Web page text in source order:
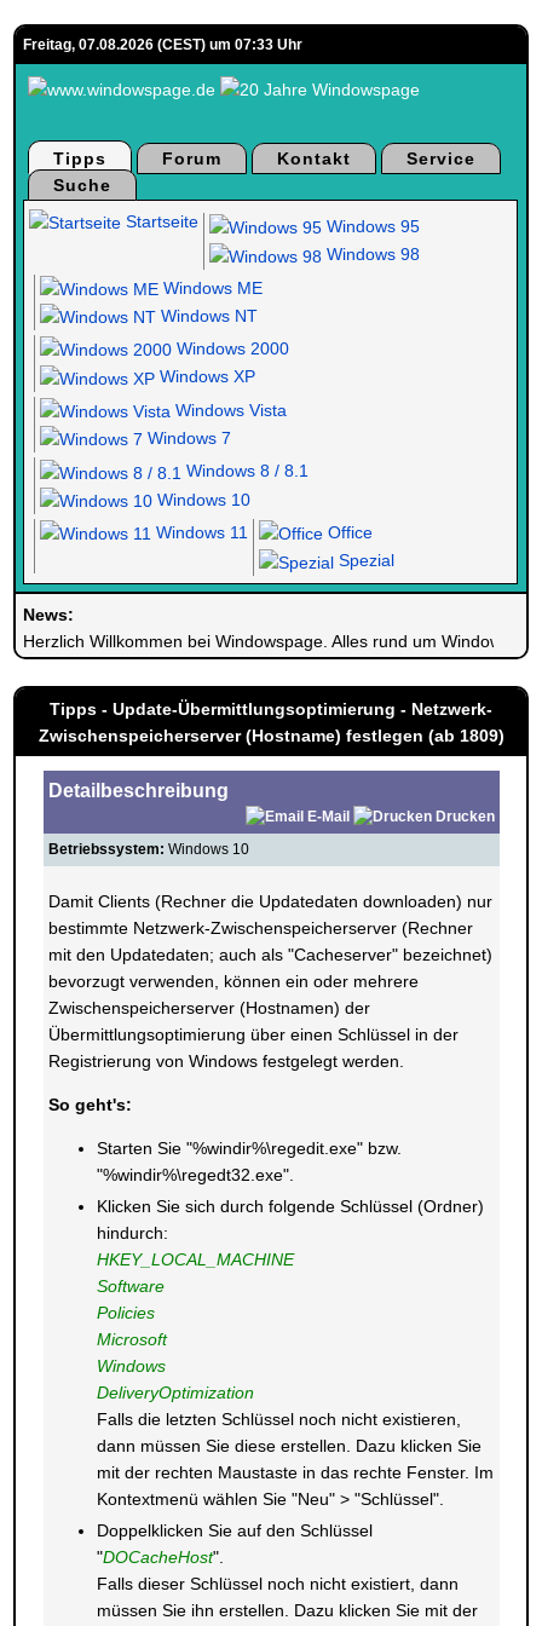
Freitag, 07.08.2026 (CEST) um 07:33 Uhr
Tipps Forum Kontakt
Service
Suche
Startseite
Windows 95
Windows 98
Windows ME
Windows NT
Windows 2000
Windows XP
Windows Vista
Windows 7
Windows 8 / 8.1
Windows 10
Windows 11
Office
Spezial
News:
Herzlich Willkommen bei Windowspage. Alles rund um Windows.
Tipps - Update-Übermittlungsoptimierung - Netzwerk-
Zwischenspeicherserver (Hostname) festlegen (ab 1809)
Detailbeschreibung
E-Mail
Drucken
Betriebssystem: Windows 10
Damit Clients (Rechner die Updatedaten downloaden) nur
bestimmte Netzwerk-Zwischenspeicherserver (Rechner
mit den Updatedaten; auch als "Cacheserver" bezeichnet)
bevorzugt verwenden, können ein oder mehrere
Zwischenspeicherserver (Hostnamen) der
Übermittlungsoptimierung über einen Schlüssel in der
Registrierung von Windows festgelegt werden.
So geht's:
Starten Sie "%windir%\regedit.exe" bzw.
"%windir%\regedt32.exe".
Klicken Sie sich durch folgende Schlüssel (Ordner)
hindurch:
HKEY_LOCAL_MACHINE
Software
Policies
Microsoft
Windows
DeliveryOptimization
Falls die letzten Schlüssel noch nicht existieren,
dann müssen Sie diese erstellen. Dazu klicken Sie
mit der rechten Maustaste in das rechte Fenster. Im
Kontextmenü wählen Sie "Neu" > "Schlüssel".
Doppelklicken Sie auf den Schlüssel
"DOCacheHost".
Falls dieser Schlüssel noch nicht existiert, dann
müssen Sie ihn erstellen. Dazu klicken Sie mit der